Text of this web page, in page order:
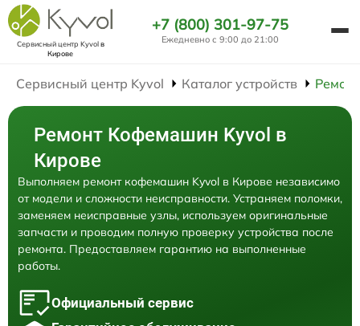
Сервисный центр Kyvolв
Кирове
+7 (800) 301-97-75
Ежедневно с 9:00 до 21:00
Сервисный центр Kyvol Каталог устройств
Ремонт Кофемашин Kyvol в
Кирове
Выполняем ремонт кофемашин Kyvol в Кирове независимо
от модели и сложности неисправности. Устраняем поломки,
заменяем неисправные узлы, используем оригинальные
запчасти и проводим полную проверку устройства после
ремонта. Предоставляем гарантию на выполненные
работы.
Официальный сервис